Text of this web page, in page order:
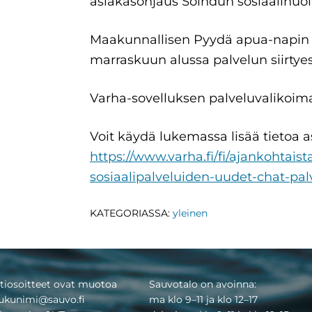
Maakunnallisen Pyydä apua-
marraskuun alussa palvelun
Varha-sovelluksen
Voit käydä lukemassa lisää tietoa
https://www.varha.fi/fi/
sosiaalipalveluiden-uudet-chat-
KATEGORIASSA: yleinen
ovat muotoa
Sauvotalo on avoinna:
ma klo 9–11 ja klo 12–17